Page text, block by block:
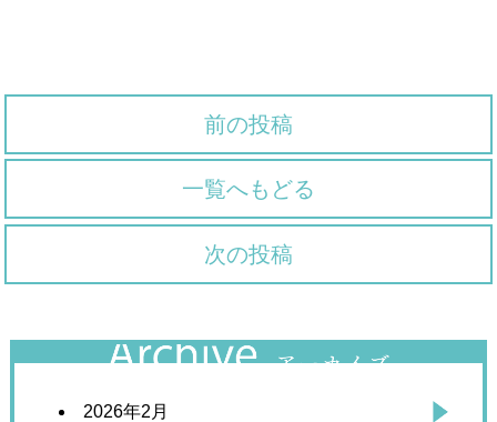
前の投稿
一覧へもどる
次の投稿
2026年2月